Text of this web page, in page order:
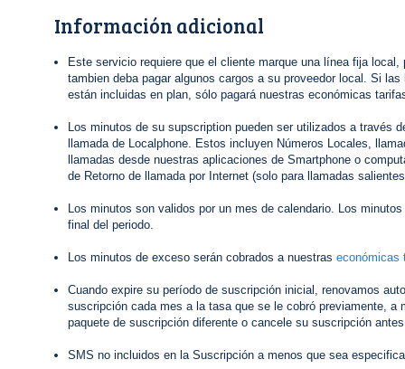
Información adicional
Este servicio requiere que el cliente marque una línea fija local,
tambien deba pagar algunos cargos a su proveedor local. Si
están incluidas en plan, sólo pagará nuestras económicas
Los minutos de su supscription pueden ser utilizados a través
llamada de Localphone. Estos incluyen Números Locales,
llamadas desde nuestras aplicaciones de Smartphone o
de Retorno de llamada por Internet (solo para llamadas
Los minutos son validos por un mes de calendario. Los
final del periodo.
Los minutos de exceso serán cobrados a nuestras económicas
Cuando expire su período de suscripción inicial, renovamos
suscripción cada mes a la tasa que se le cobró previamente, a
paquete de suscripción diferente o cancele su suscripción
SMS no incluidos en la Suscripción a menos que sea